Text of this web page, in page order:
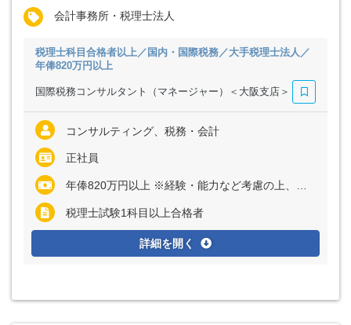
会計事務所・税理士法人
税理士科目合格者以上／国内・国際税務／大手税理士法人／
年俸820万円以上
国際税務コンサルタント（マネージャー）＜大阪支店＞
コンサルティング、税務・会計
正社員
年俸820万円以上 ※経験・能力など考慮の上、決定いたします
税理士試験1科目以上合格者
詳細を開く